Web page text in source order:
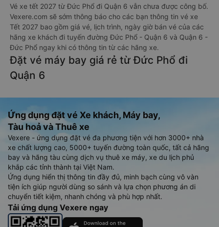
Vé xe tết 2027 từ Đức Phổ đi Quận 6 vẫn chưa được công bố.
Vexere.com sẽ sớm thông báo cho các bạn thông tin vé xe
Tết 2027 bao gồm giá vé, lịch trình, ngày giờ bán vé của các
hãng xe khách đi tuyến đường Đức Phổ - Quận 6 và Quận 6 -
Đức Phổ ngay khi có thông tin từ các hãng xe.
Đặt vé máy bay giá rẻ từ Đức Phổ đi
Quận 6
Ứng dụng đặt vé Xe khách, Máy bay,
Tàu hoả và Thuê xe
Vexere - ứng dụng đặt vé đa phương tiện với hơn 3000+ nhà
xe chất lượng cao, 5000+ tuyến đường toàn quốc, tất cả hãng
bay và hãng tàu cùng dịch vụ thuê xe máy, xe du lịch phủ
khắp các tỉnh thành tại Việt Nam.
Ứng dụng hiển thị thông tin đầy đủ, minh bạch cùng vô vàn
tiện ích giúp người dùng so sánh và lựa chọn phương án di
chuyển tiết kiệm, nhanh chóng và phù hợp nhất.
Tải ứng dụng Vexere ngay